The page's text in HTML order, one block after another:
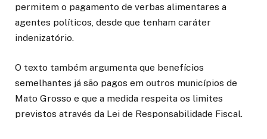
permitem o pagamento de verbas alimentares a
agentes políticos, desde que tenham caráter
indenizatório.
O texto também argumenta que benefícios
semelhantes já são pagos em outros municípios de
Mato Grosso e que a medida respeita os limites
previstos através da Lei de Responsabilidade Fiscal.